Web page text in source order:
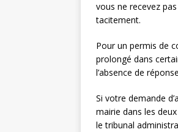
vous ne recevez
tacitement.
Pour un permis de
prolongé dans
l’absence de
Si votre demande
mairie dans les
le tribunal